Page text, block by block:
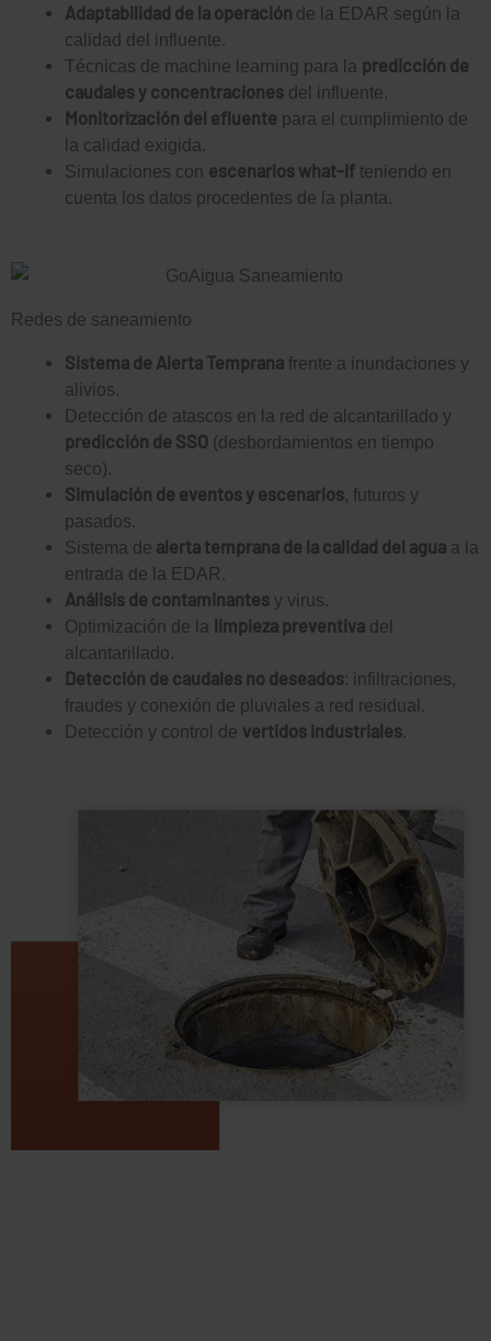
Adaptabilidad de la operación de la EDAR según la
calidad del influente.
Técnicas de machine learning para la predicción de
caudales y concentraciones del influente.
Monitorización del efluente para el cumplimiento de
la calidad exigida.
Simulaciones con escenarios what-if teniendo en
cuenta los datos procedentes de la planta.
Redes de saneamiento
Sistema de Alerta Temprana frente a inundaciones y
alivios.
Detección de atascos en la red de alcantarillado y
predicción de SSO (desbordamientos en tiempo
seco).
Simulación de eventos y escenarios , futuros y
pasados.
Sistema de alerta temprana de la calidad del agua a la
entrada de la EDAR.
Análisis de contaminantes y virus.
Optimización de la limpieza preventiva del
alcantarillado.
Detección de caudales no deseados: infiltraciones,
fraudes y conexión de pluviales a red residual.
Detección y control de vertidos industriales